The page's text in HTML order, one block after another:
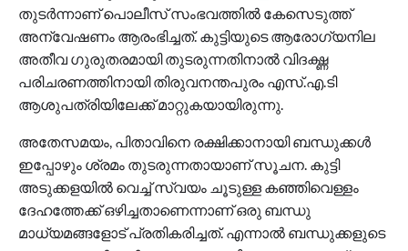
തുടര്‍ന്നാണ് പൊലീസ് സംഭവത്തില്‍ കേസെടുത്ത്
അന്വേഷണം ആരംഭിച്ചത്. കുട്ടിയുടെ ആരോഗ്യനില
അതീവ ഗുരുതരമായി തുടരുന്നതിനാല്‍ വിദഗ്ദ്ധ
പരിചരണത്തിനായി തിരുവനന്തപുരം എസ്.എ.ടി
ആശുപത്രിയിലേക്ക് മാറ്റുകയായിരുന്നു.
അതേസമയം, പിതാവിനെ രക്ഷിക്കാനായി ബന്ധുക്കള്‍
ഇപ്പോഴും ശ്രമം തുടരുന്നതായാണ് സൂചന. കുട്ടി
അടുക്കളയില്‍ വെച്ച് സ്വയം ചൂടുള്ള കഞ്ഞിവെള്ളം
ദേഹത്തേക്ക് ഒഴിച്ചതാണെന്നാണ് ഒരു ബന്ധു
മാധ്യമങ്ങളോട് പ്രതികരിച്ചത്. എന്നാല്‍ ബന്ധുക്കളുടെ